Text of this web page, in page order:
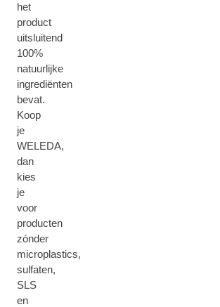
het
product
uitsluitend
100%
natuurlijke
ingrediënten
bevat.
Koop
je
WELEDA,
dan
kies
je
voor
producten
zónder
microplastics,
sulfaten,
SLS
en